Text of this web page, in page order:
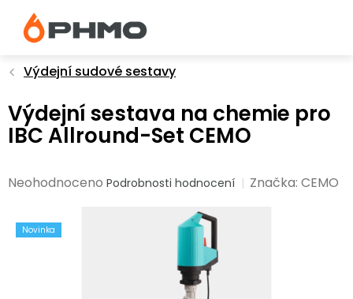
obsah
Výdejní sudové sestavy
Výdejní sestava na chemie pro
IBC Allround-Set CEMO
Průměrné
je
Neohodnoceno Podrobnosti hodnocení Značka:CEMO
Novinka